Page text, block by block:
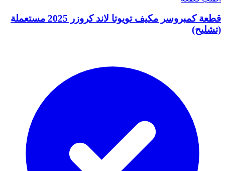
قطعة كمبروسر مكيف تويوتا لاند كروزر 2025 مستعملة
(تشليح)